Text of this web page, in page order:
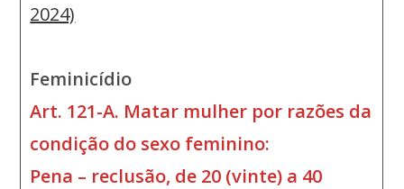
2024)
Feminicídio
Art. 121-A. Matar mulher por razões da
condição do sexo feminino:
Pena – reclusão, de 20 (vinte) a 40